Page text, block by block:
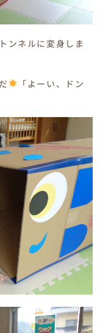
ンネルに変身しま
「よーい、ドン